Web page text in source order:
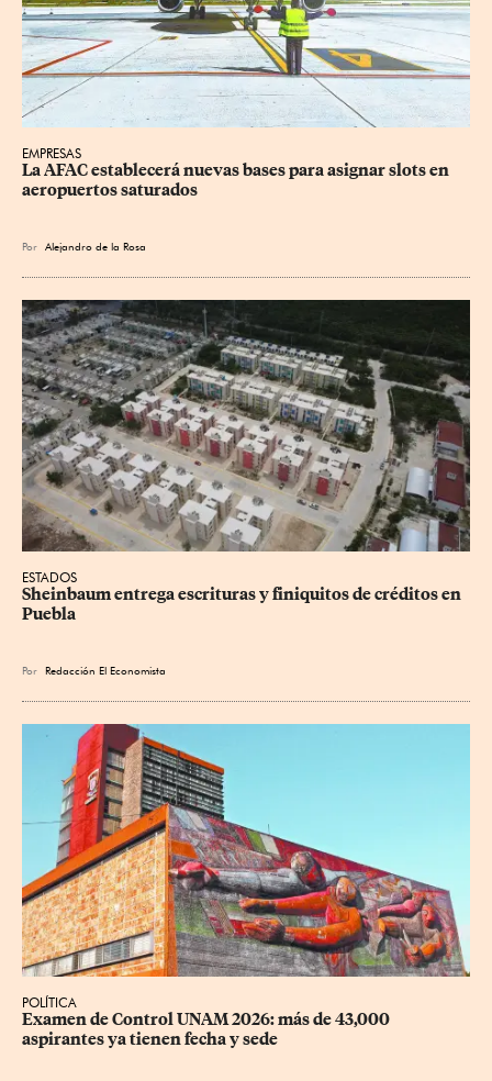
EMPRESAS
La AFAC establecerá nuevas bases para asignar slots en
aeropuertos saturados
Por Alejandro de la Rosa
ESTADOS
Sheinbaum entrega escrituras y finiquitos de créditos en
Puebla
Por Redacción El Economista
POLÍTICA
Examen de Control UNAM 2026: más de 43,000
aspirantes ya tienen fecha y sede